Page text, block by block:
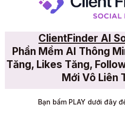
ClientFinder AI
Phần Mềm AI Thông
Tăng, Likes Tăng,
Mới Vô Liên
Bạn bấm PLAY dưới đây